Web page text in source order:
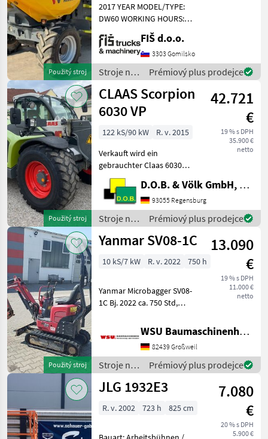
Použitý stroj
2017 YEAR MODEL/TYPE:
DW60 WORKING HOURS:
3.440 h ENGINE: DIESEL
PERKINS - 55 kW WEIGHT:
5.148 kg LIFT / PAYLOAD
CAPACITY: 6.000 kg 4x4
DRIVE HYDROSTATIC DRIV
FIŠ d.o.o.
3303 Gomilsko
Stroje na
stavbu /
Wacker
Neuson
Prémiový plus prodejce
Použitý stroj
CLAAS Scorpion
6030 VP
42.721
€
19 % s DPH
35.900 €
netto
122 kS/90 kW
R. v. 2015
Verkauft wird ein
gebrauchter Claas 6030
Varipower Teleskoplader -
Kramer
Schnellwechselplatte
hydraulisch - Handgas mit
Langsamfahreinrichtung -
Motorvorwärmung ü
D.O.B. & Völk GmbH, Filiale Regensburg
93055 Regensburg
Stroje na
stavbu /
Claas
Prémiový plus prodejce
Použitý stroj
Yanmar SV08-1C
13.090
€
19 % s DPH
11.000 €
netto
10 kS/7 kW R. v. 2022 750 h
Yanmar Microbagger SV08-
1C Bj. 2022 ca. 750 Std,
(ausweisbar) Finanzierung
und Lieferung
Deutschlandweit möglich!
Mieten ab 67, - € Be
WSU Baumaschinenhandel u. Gerätevermietung GmbH
82439 Großweil
Stroje na
stavbu /
Yanmar
Prémiový plus prodejce
JLG 1932E3
7.080
€
20 % s DPH
5.900 €
R. v. 2002 723 h 825 cm